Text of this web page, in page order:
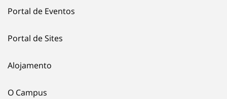
Portal de Eventos
Portal de Sites
Alojamento
O Campus